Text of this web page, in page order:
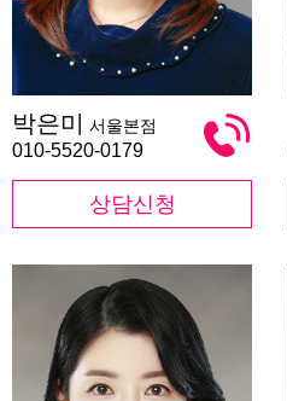
은
미
박은미 서울본점
010-5520-0179
상담신청